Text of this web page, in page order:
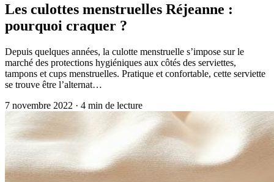
Les culottes menstruelles Réjeanne :
pourquoi craquer ?
Depuis quelques années, la culotte menstruelle s’impose sur le
marché des protections hygiéniques aux côtés des serviettes,
tampons et cups menstruelles. Pratique et confortable, cette serviette
se trouve être l’alternat…
7 novembre 2022 · 4 min de lecture